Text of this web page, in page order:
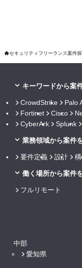
セキュリティフリーランス案件
キーワードから案
CrowdStrike Palo
Fortinet
Cisco
CyberArk
Splunk
業務領域から案件
要件定義 設計
働く場所から案件
フルリモート
中部
愛知県